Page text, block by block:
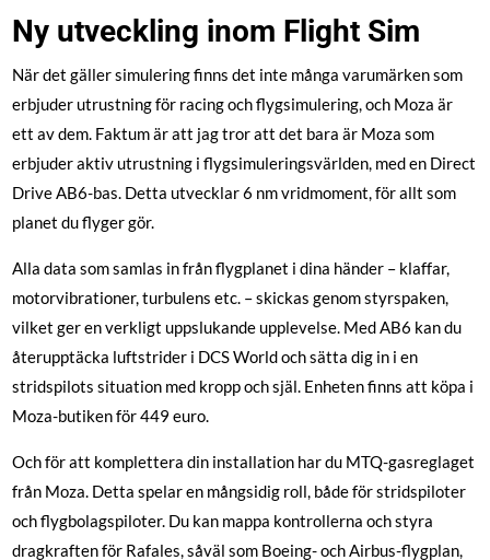
Ny utveckling inom Flight Sim
När det gäller simulering finns det inte många varumärken som
erbjuder utrustning för racing och flygsimulering, och Moza är
ett av dem. Faktum är att jag tror att det bara är Moza som
erbjuder aktiv utrustning i flygsimuleringsvärlden, med en Direct
Drive AB6-bas. Detta utvecklar 6 nm vridmoment, för allt som
planet du flyger gör.
Alla data som samlas in från flygplanet i dina händer – klaffar,
motorvibrationer, turbulens etc. – skickas genom styrspaken,
vilket ger en verkligt uppslukande upplevelse. Med AB6 kan du
återupptäcka luftstrider i DCS World och sätta dig in i en
stridspilots situation med kropp och själ. Enheten finns att köpa i
Moza-butiken för 449 euro.
Och för att komplettera din installation har du MTQ-gasreglaget
från Moza. Detta spelar en mångsidig roll, både för stridspiloter
och flygbolagspiloter. Du kan mappa kontrollerna och styra
dragkraften för Rafales, såväl som Boeing- och Airbus-flygplan,